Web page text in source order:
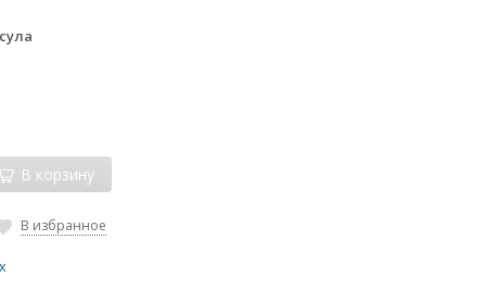
В корзину
В избранное